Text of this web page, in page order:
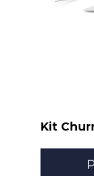
Kit